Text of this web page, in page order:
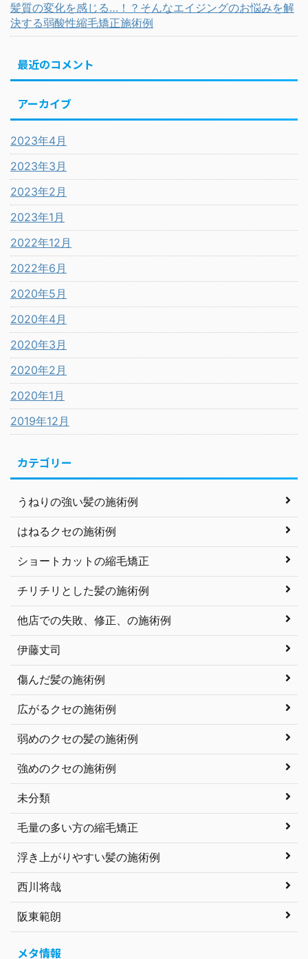
髪質の変化を感じる…！？そんなエイジングのお悩みを解
決する弱酸性縮毛矯正施術例
最近のコメント
アーカイブ
2023年4月
2023年3月
2023年2月
2023年1月
2022年12月
2022年6月
2020年5月
2020年4月
2020年3月
2020年2月
2020年1月
2019年12月
カテゴリー
うねりの強い髪の施術例
はねるクセの施術例
ショートカットの縮毛矯正
チリチリとした髪の施術例
他店での失敗、修正、の施術例
伊藤丈司
傷んだ髪の施術例
広がるクセの施術例
弱めのクセの髪の施術例
強めのクセの施術例
未分類
毛量の多い方の縮毛矯正
浮き上がりやすい髪の施術例
西川将哉
阪東範朗
メタ情報